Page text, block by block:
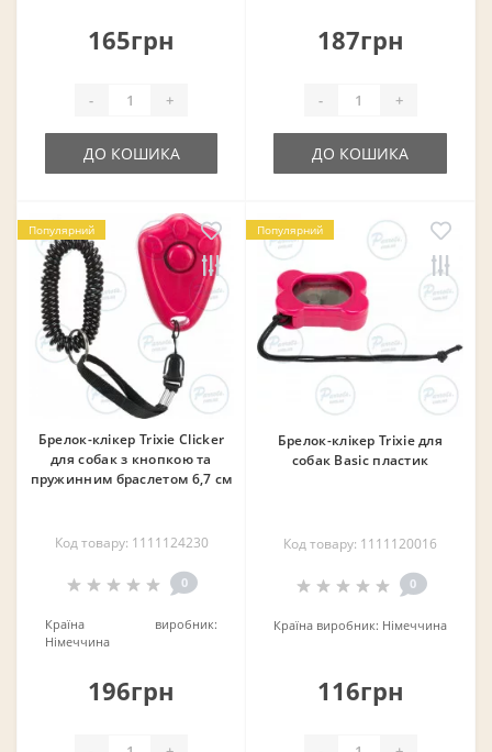
165грн
- +
ДО КОШИКА
187грн
- +
ДО КОШИКА
Популярний
Брелок-клікер Trixie Clicker
для собак з кнопкою та
пружинним браслетом 6,7 см
Код товару: 1111124230
0
Країна виробник:
Німеччина
196грн
Популярний
Брелок-клікер Trixie для
собак Basic пластик
Код товару: 1111120016
0
Країна виробник: Німеччина
116грн